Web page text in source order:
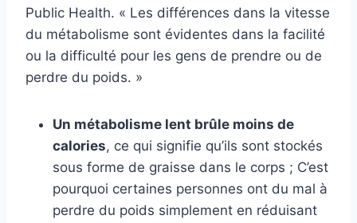
Public Health. « Les différences dans la vitesse
du métabolisme sont évidentes dans la facilité
ou la difficulté pour les gens de prendre ou de
perdre du poids. »
Un métabolisme lent brûle moins de
calories, ce qui signifie qu’ils sont stockés
sous forme de graisse dans le corps ; C’est
pourquoi certaines personnes ont du mal à
perdre du poids simplement en réduisant